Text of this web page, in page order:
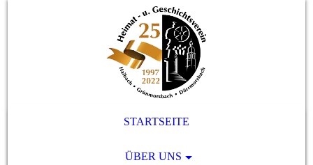
STARTSEITE
ÜBER UNS